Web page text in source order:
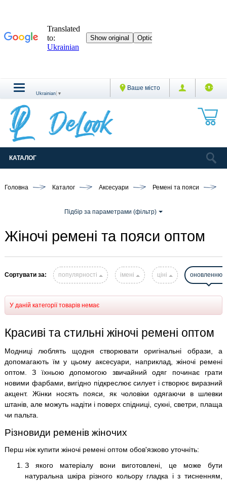
Ваше місто
Ukrainian ▼
КАТАЛОГ
Головна Каталог Аксесуари Ремені та пояси
Підбір за параметрами (фільтр)
Жіночі ремені та пояси оптом
Сортувати за: популярності імені ціні оновленню
У даній категорії товарів немає
Красиві та стильні жіночі ремені оптом
Модниці люблять щодня створювати оригінальні образи, а
допомагають їм у цьому аксесуари, наприклад, жіночі ремені
оптом. З їхньою допомогою звичайний одяг починає грати
новими фарбами, вигідно підкреслює силует і створює виразний
акцент. Жінки носять пояси, як чоловіки одягаючи в шлевки
штанів, але можуть надіти і поверх спідниці, сукні, светри, плаща
чи пальта.
Різновиди ременів жіночих
Перш ніж купити жіночі ремені оптом обов'язково уточніть:
З якого матеріалу вони виготовлені, це може бути
натуральна шкіра різного кольору гладка і з тисненням,